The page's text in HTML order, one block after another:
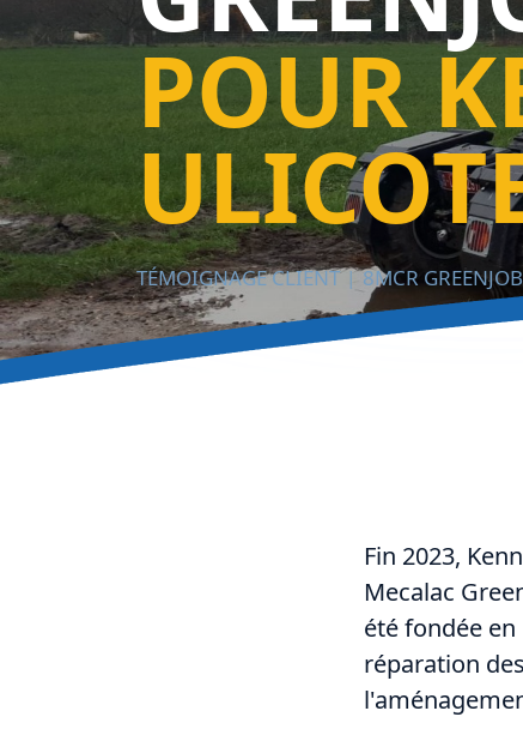
POUR
TÉMOIGNAGE CLIENT 8MCR GREENJOB
Fin 2023,
Mecalac
été fondée
réparation